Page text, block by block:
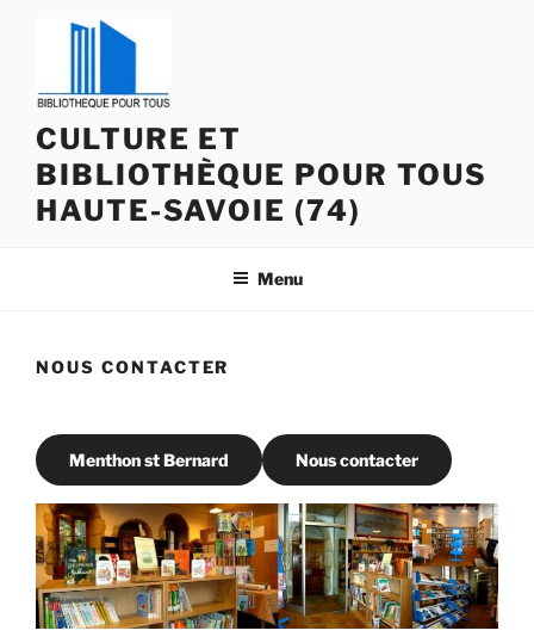
principal
CULTURE ET
BIBLIOTHÈQUE POUR TOUS
HAUTE-SAVOIE (74)
Menu
NOUS CONTACTER
Menthon st Bernard Nous contacter